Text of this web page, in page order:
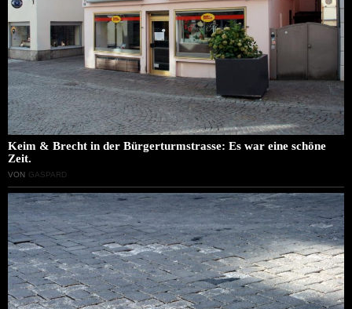
Keim & Brecht in der Bürgerturmstrasse: Es war eine schöne
Zeit.
VON GASPARD